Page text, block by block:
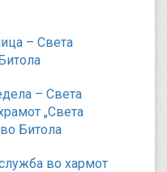
– Света
– Света
„Света
Битола
во хармот